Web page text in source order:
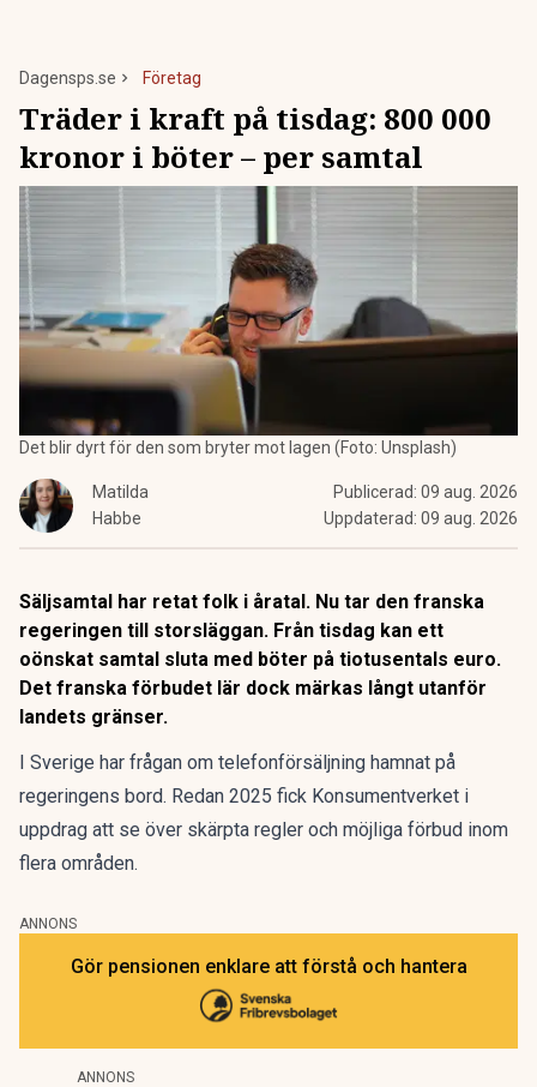
Dagensps.se Företag
Träder i kraft på tisdag: 800 000
kronor i böter – per samtal
Det blir dyrt för den som bryter mot lagen (Foto: Unsplash)
Matilda
Habbe
Publicerad: 09 aug. 2026
Uppdaterad: 09 aug. 2026
Säljsamtal har retat folk i åratal. Nu tar den franska
regeringen till storsläggan. Från tisdag kan ett
oönskat samtal sluta med böter på tiotusentals euro.
Det franska förbudet lär dock märkas långt utanför
landets gränser.
I Sverige har frågan om telefonförsäljning hamnat på
regeringens bord. Redan 2025 fick Konsumentverket i
uppdrag att se över skärpta regler och möjliga förbud inom
flera områden.
ANNONS
Gör pensionen enklare att förstå och hantera
ANNONS